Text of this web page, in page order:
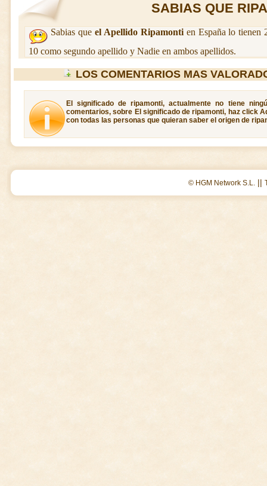
SABIAS QUE
Sabias que el Apellido Ripamontien España lo tienen
10 como segundo apellido y Nadie en ambos apellidos.
LOS COMENTARIOS MAS
El significado de ripamonti, actualmente no tiene
comentarios, sobre El significado de ripamonti, haz click
con todas las personas que quieran saber el origen de
© HGM Network S.L. ||